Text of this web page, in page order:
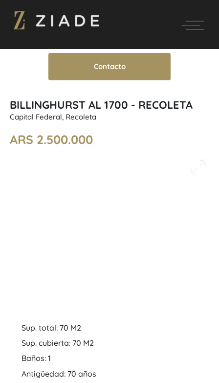
Contacto
BILLINGHURST AL 1700 - RECOLETA
Capital Federal, Recoleta
ARS 2.500.000
Sup. total: 70 M2
Sup. cubierta: 70 M2
Baños: 1
Antigüedad: 70 años